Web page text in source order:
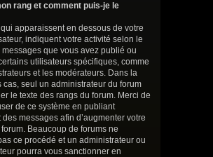
rang et comment puis-je le
apparaissent en dessous de votre
indiquent votre activité selon le
que vous avez publié ou
utilisateurs spécifiques, comme
et les modérateurs. Dans la
cas, seul un administrateur du forum
le texte des rangs du forum. Merci de
de ce système en publiant
messages afin d’augmenter votre
Beaucoup de forums ne
ce procédé et un administrateur ou
pourra vous sanctionner en